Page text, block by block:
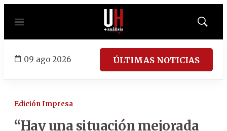
Menú
Mostrar
09 ago 2026 ÚLTIMAS NOTICIAS
Edición Impresa
“Hay una situación mejorada